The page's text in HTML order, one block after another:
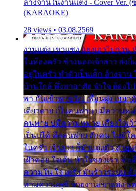
ล้างจานในงานแต่ง - Cover Ver.
(KARAOKE)
28 views • 03.08.2569
งานแต่ง เขาแซง แย่งเอาไปก่อ
ในห้องครัว ข้างนอกเจ้าสาว ส่งยิ้
อยู่ในครัว ทำตัวเป็นเด็ก ล้างจาน
บ้านใกล้ พึ่งพาอาศัย จำใจ ต้องไ
พา กันเข้าพาขวัญ เพื่อนฝูง เฮฮา
เดียวดาย เป็นคนพ่าย บ่มีความหม
คนพ่าย บ่มีความหมาย เคียงใจเจ้
เป็นบ่ได้ คือคนพ่าย ฮักคน ไม่มีใ
ในครัว เจ้าสาว ก็มัวแต่งตัว สวยเ
เฝ้าคอย ใจเต้น หัวใจของเรา ลำ
ความใน ใจ เศร้า มันร้าวระบม
ท่ามความสุขี ช่วยงานเขาแต่ง แ